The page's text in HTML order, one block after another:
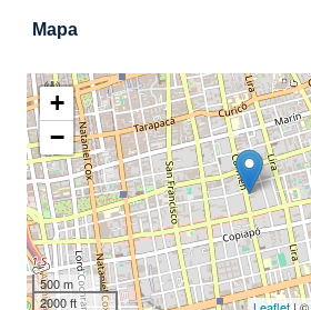
Mapa
+
−
500 m
2000 ft